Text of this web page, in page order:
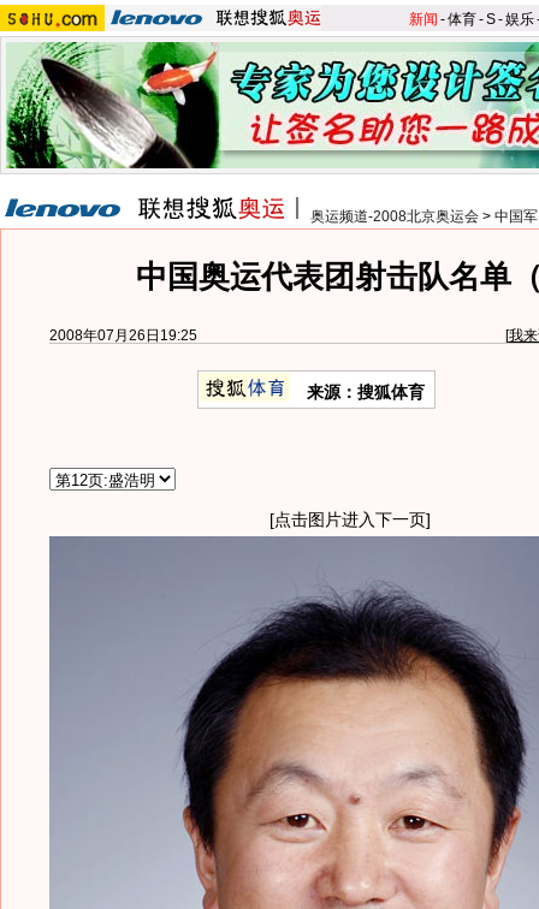
新闻 -体育-S-娱乐
奥运频道-2008北京奥运会 > 中国
中国奥运代表团射击队名单
2008年07月26日19:25 [我
来源：搜狐体育
[点击图片进入下一页]